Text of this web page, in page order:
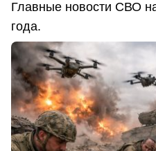
Главные новости СВО
года.